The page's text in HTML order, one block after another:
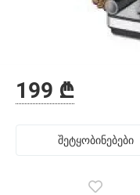
199 ₾
შეტყობინებები